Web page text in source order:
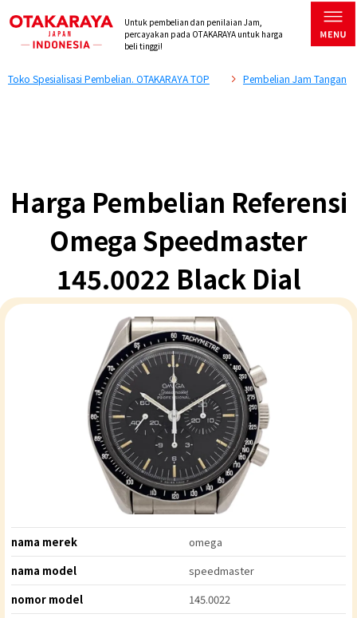
Untuk pembelian dan penilaian Jam,
percayakan pada OTAKARAYA untuk harga
beli tinggi!
Toko Spesialisasi Pembelian. OTAKARAYA TOP Pembelian Jam Tangan
Harga Pembelian Referensi
Omega Speedmaster
145.0022 Black Dial
nama merek
omega
nama model
speedmaster
nomor model
145.0022